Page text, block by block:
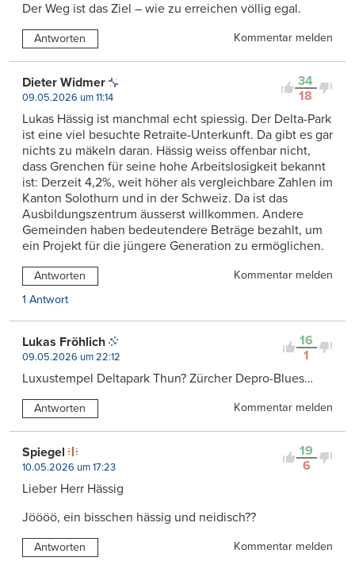
Der Weg ist das Ziel – wie zu erreichen völlig egal.
Antworten Kommentar melden
34
18
Dieter Widmer
09.05.2026 um 11:14
Lukas Hässig ist manchmal echt spiessig. Der Delta-Park
ist eine viel besuchte Retraite-Unterkunft. Da gibt es gar
nichts zu mäkeln daran. Hässig weiss offenbar nicht,
dass Grenchen für seine hohe Arbeitslosigkeit bekannt
ist: Derzeit 4,2%, weit höher als vergleichbare Zahlen im
Kanton Solothurn und in der Schweiz. Da ist das
Ausbildungszentrum äusserst willkommen. Andere
Gemeinden haben bedeutendere Beträge bezahlt, um
ein Projekt für die jüngere Generation zu ermöglichen.
Antworten
Kommentar melden
1 Antwort
16
1
Lukas Fröhlich
09.05.2026 um 22:12
Luxustempel Deltapark Thun? Zürcher Depro-Blues…
Antworten Kommentar melden
19
6
Spiegel
10.05.2026 um 17:23
Lieber Herr Hässig
Jöööö, ein bisschen hässig und neidisch??
Antworten Kommentar melden